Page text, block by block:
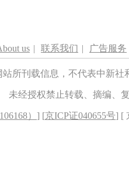
us | 联系我们 | 广告服务
站所刊载信息，不代表中新
未经授权禁止转载、摘编、
） ] [京ICP证040655号] [